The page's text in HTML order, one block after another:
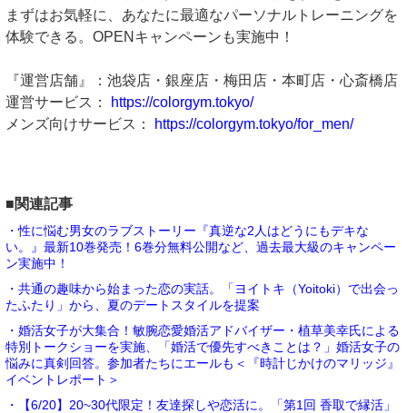
まずはお気軽に、あなたに最適なパーソナルトレーニングを
体験できる。OPENキャンペーンも実施中！
『運営店舗』：池袋店・銀座店・梅田店・本町店・心斎橋店
運営サービス：
https://colorgym.tokyo/
メンズ向けサービス：
https://colorgym.tokyo/for_men/
■関連記事
・性に悩む男女のラブストーリー『真逆な2人はどうにもデキな
い。』最新10巻発売！6巻分無料公開など、過去最大級のキャンペー
ン実施中！
・共通の趣味から始まった恋の実話。「ヨイトキ（Yoitoki）で出会っ
たふたり」から、夏のデートスタイルを提案
・婚活女子が大集合！敏腕恋愛婚活アドバイザー・植草美幸氏による
特別トークショーを実施、「婚活で優先すべきことは？」婚活女子の
悩みに真剣回答。参加者たちにエールも＜『時計じかけのマリッジ』
イベントレポート＞
・【6/20】20~30代限定！友達探しや恋活に。「第1回 香取で縁活」